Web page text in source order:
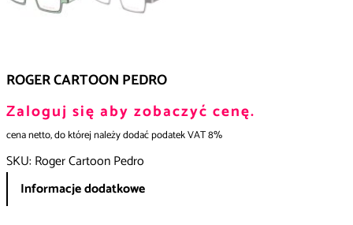
ROGER CARTOON PEDRO
Zaloguj się aby zobaczyć cenę.
cena netto, do której należy dodać podatek VAT 8%
SKU: Roger Cartoon Pedro
Informacje dodatkowe